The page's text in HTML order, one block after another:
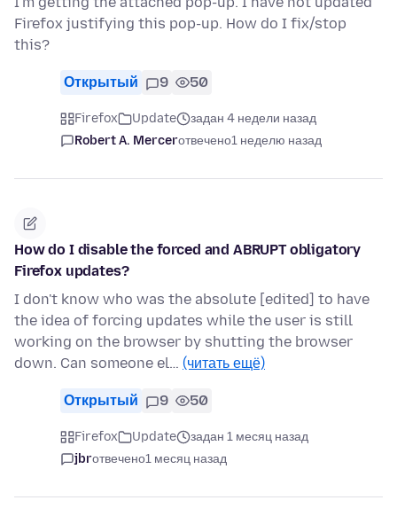
Firefox justifying this pop-up. How do I fix/stop
this?
Открытый 9 50
Firefox Update
задан 4 недели назад
Robert A. Mercerотвечено1 неделю назад
How do I disable the forced and ABRUPT obligatory
Firefox updates?
I don't know who was the absolute [edited] to have
the idea of forcing updates while the user is still
working on the browser by shutting the browser
down. Can someone el… (читать ещё)
Открытый 9 50
Firefox Update
задан 1 месяц назад
jbrотвечено1 месяц назад